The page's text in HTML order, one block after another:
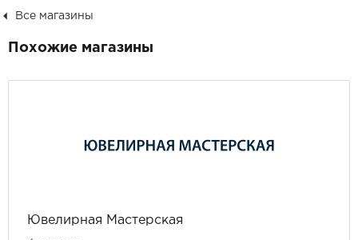
Все магазины
Похожие магазины
Ювелирная Мастерская